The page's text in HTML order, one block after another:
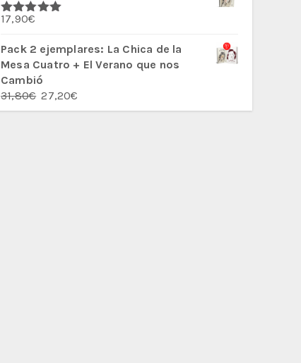
era:
Valorado
5
17,90€
Pack 2 ejemplares: La Chica de la
Mesa Cuatro + El Verano que nos
Cambió
31,80€ El
precio
27,20€
precio